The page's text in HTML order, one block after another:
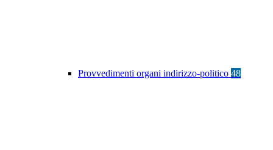
Provvedimenti organi indirizzo-politico 48